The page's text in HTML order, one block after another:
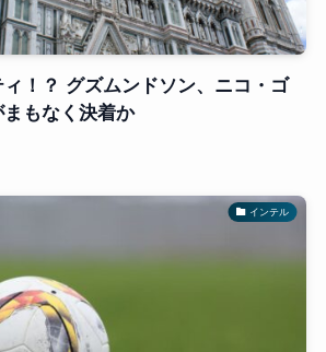
！？ グズムンドソン、ニコ・ゴ
もなく決着か
インテル